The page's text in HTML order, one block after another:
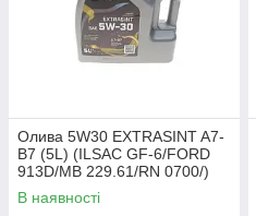
Олива 5W30 EXTRASINT A7-
B7 (5L) (ILSAC GF-6/FORD
913D/MB 229.61/RN 0700/)
(API SN Plus/SP) SOLGY
504016 UA61
В наявності